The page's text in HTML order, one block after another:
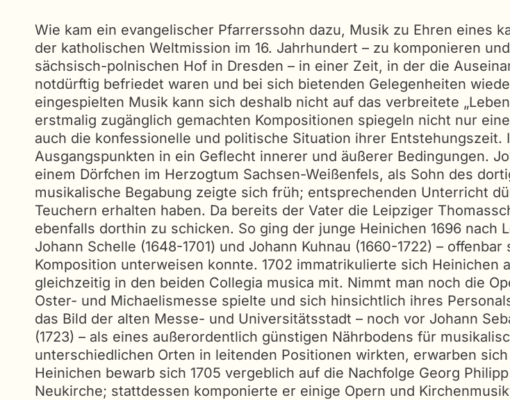
Wie kam ein evangelischer Pfarrerssohn dazu, Musik zu Ehren eines
der katholischen Weltmission im 16. Jahrhundert – zu komponieren
sächsisch-polnischen Hof in Dresden – in einer Zeit, in der die
notdürftig befriedet waren und bei sich bietenden Gelegenheiten
eingespielten Musik kann sich deshalb nicht auf das verbreitete
erstmalig zugänglich gemachten Kompositionen spiegeln nicht nur
auch die konfessionelle und politische Situation ihrer
Ausgangspunkten in ein Geflecht innerer und äußerer Bedingungen.
einem Dörfchen im Herzogtum Sachsen-Weißenfels, als Sohn des
musikalische Begabung zeigte sich früh; entsprechenden Unterricht
Teuchern erhalten haben. Da bereits der Vater die Leipziger
ebenfalls dorthin zu schicken. So ging der junge Heinichen 1696
Johann Schelle (1648-1701) und Johann Kuhnau (1660-1722) –
Komposition unterweisen konnte. 1702 immatrikulierte sich
gleichzeitig in den beiden Collegia musica mit. Nimmt man noch die
Oster- und Michaelismesse spielte und sich hinsichtlich ihres
das Bild der alten Messe- und Universitätsstadt – noch vor Johann
(1723) – als eines außerordentlich günstigen Nährbodens für
unterschiedlichen Orten in leitenden Positionen wirkten, erwarben
Heinichen bewarb sich 1705 vergeblich auf die Nachfolge Georg
Neukirche; stattdessen komponierte er einige Opern und